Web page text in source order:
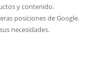
y contenido.
posiciones de Google.
necesidades.